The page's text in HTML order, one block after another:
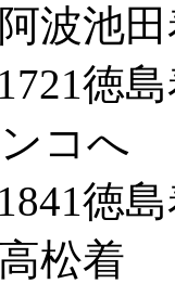
波池
徳
コへ
徳
松着